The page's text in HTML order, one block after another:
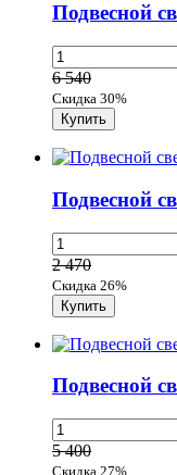
Подвесной
6 540
Скидка 30%
Подвесной
2 470
Скидка 26%
Подвесной
5 400
Скидка 27%